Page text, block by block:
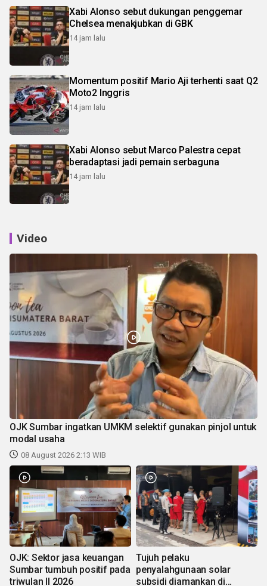
Xabi Alonso sebut dukungan penggemar
Chelsea menakjubkan di GBK
14 jam lalu
Momentum positif Mario Aji terhenti saat Q2
Moto2 Inggris
14 jam lalu
Xabi Alonso sebut Marco Palestra cepat
beradaptasi jadi pemain serbaguna
14 jam lalu
Video
OJK Sumbar ingatkan UMKM selektif gunakan pinjol untuk
modal usaha
08 August 2026 2:13 WIB
OJK: Sektor jasa keuangan
Sumbar tumbuh positif pada
triwulan II 2026
Tujuh pelaku
penyalahgunaan solar
subsidi diamankan di